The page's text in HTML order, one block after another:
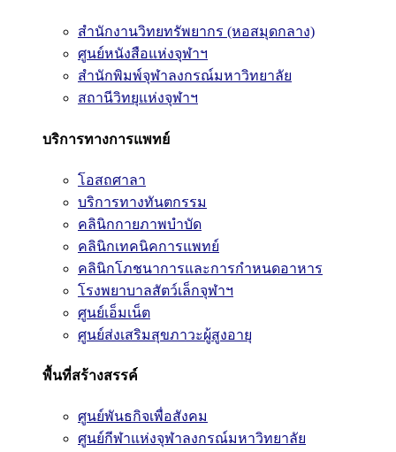
สำนักงานวิทยทรัพยากร (หอสมุดกลาง)
ศูนย์หนังสือแห่งจุฬาฯ
สำนักพิมพ์จุฬาลงกรณ์มหาวิทยาลัย
สถานีวิทยุแห่งจุฬาฯ
บริการทางการแพทย์
โอสถศาลา
บริการทางทันตกรรม
คลินิกกายภาพบำบัด
คลินิกเทคนิคการแพทย์
คลินิกโภชนาการและการกำหนดอาหาร
โรงพยาบาลสัตว์เล็กจุฬาฯ
ศูนย์เอ็มเน็ต
ศูนย์ส่งเสริมสุขภาวะผู้สูงอายุ
พื้นที่สร้างสรรค์
ศูนย์พันธกิจเพื่อสังคม
ศูนย์กีฬาแห่งจุฬาลงกรณ์มหาวิทยาลัย